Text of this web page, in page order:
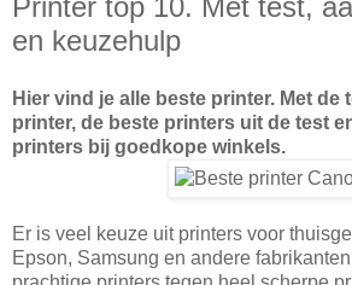
Printer top 10. Met test,
en keuzehulp
Hier vind je alle beste printer. Met de
printer, de beste printers uit de test
printers bij goedkope winkels.
Er is veel keuze uit printers voor
Epson, Samsung en andere